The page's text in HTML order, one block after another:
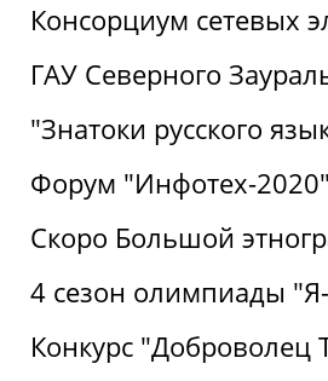
Консорциум сетевых
ГАУ Северного
"Знатоки русского
Форум "Инфотех-
Скоро Большой
4 сезон олимпиады
Конкурс "Доброволец